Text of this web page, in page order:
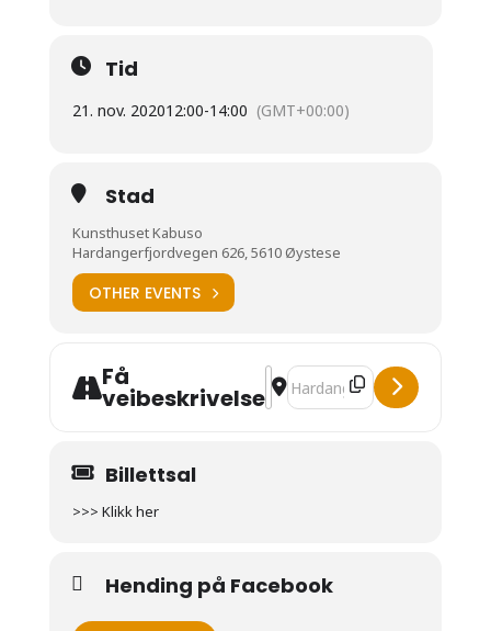
Tid
21. nov. 202012:00-14:00 (GMT+00:00)
Stad
Kunsthuset Kabuso
Hardangerfjordvegen 626, 5610 Øystese
OTHER EVENTS
Få
veibeskrivelse
Address - Bornas Kabuso
Destination Address -
Billettsal
>>> Klikk her
Hending på Facebook